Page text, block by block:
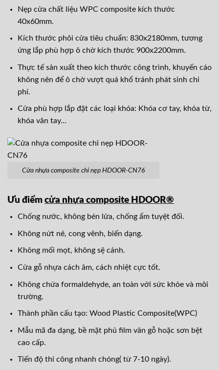
Nẹp cửa chất liệu WPC composite kích thước
40x60mm.
Kích thước phôi cửa tiêu chuẩn: 830x2180mm, tương
ứng lắp phù hợp ô chờ kích thước 900x2200mm.
Thực tế sản xuất theo kích thước công trình, khuyến cáo
không nên để ô chờ vượt quá khổ tránh phát sinh chi
phí.
Cửa phù hợp lắp đặt các loại khóa: Khóa cơ tay, khóa từ,
khóa vân tay…
Cửa nhựa composite chỉ nẹp HDOOR-CN76
Ưu điểm cửa nhựa composite HDOOR®
Chống nước, không bén lửa, chống ẩm tuyệt đối.
Không nứt nẻ, cong vênh, biến dạng.
Không mối mọt, không sệ cánh.
Cửa gỗ nhựa cách âm, cách nhiệt cực tốt.
Không chứa formaldehyde, an toàn với sức khỏe và môi
trường.
Thành phần cấu tạo: Wood Plastic Composite(WPC)
Mẫu mã đa dạng, bề mặt phủ film vân gỗ hoặc sơn bệt
cao cấp.
Tiến độ thi công nhanh chóng( từ 7-10 ngày).